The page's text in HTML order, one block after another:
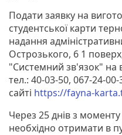
Подати заявку на
студентської карти
надання
Острозького, 6 1
"Системний зв'язок" на
тел.: 40-03-50, 067-24-
сайті https://fayna-
Через 25 днів з
необхідно отримати в